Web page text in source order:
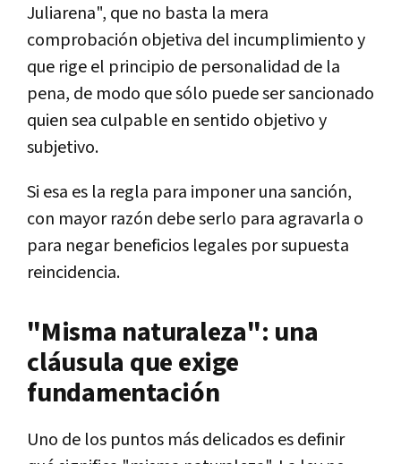
Juliarena", que no basta la mera
comprobación objetiva del incumplimiento y
que rige el principio de personalidad de la
pena, de modo que sólo puede ser sancionado
quien sea culpable en sentido objetivo y
subjetivo.
Si esa es la regla para imponer una sanción,
con mayor razón debe serlo para agravarla o
para negar beneficios legales por supuesta
reincidencia.
"Misma naturaleza": una
cláusula que exige
fundamentación
Uno de los puntos más delicados es definir